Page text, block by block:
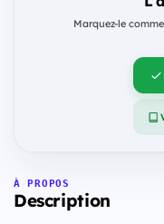
Marquez-le
À PROPOS
Description